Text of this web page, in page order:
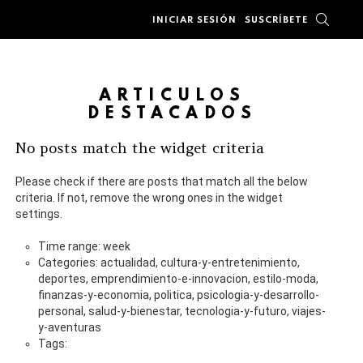
INICIAR SESIÓN SUSCRÍBETE
ARTÍCULOS
DESTACADOS
No posts match the widget criteria
Please check if there are posts that match all the below
criteria. If not, remove the wrong ones in the widget
settings.
Time range: week
Categories: actualidad, cultura-y-entretenimiento,
deportes, emprendimiento-e-innovacion, estilo-moda,
finanzas-y-economia, politica, psicologia-y-desarrollo-
personal, salud-y-bienestar, tecnologia-y-futuro, viajes-
y-aventuras
Tags: